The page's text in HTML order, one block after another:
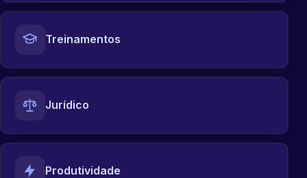
Treinamentos
Jurídico
Produtividade